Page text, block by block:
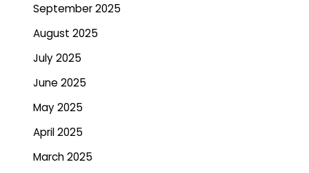
September 2025
August 2025
July 2025
June 2025
May 2025
April 2025
March 2025